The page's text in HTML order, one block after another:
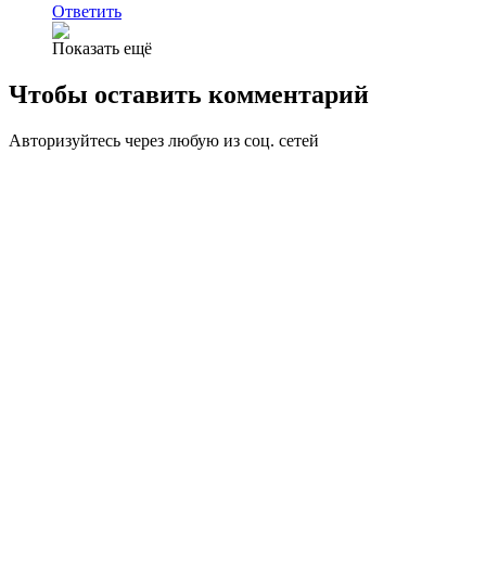
Ответить
Показать ещё
Чтобы оставить комментарий
Авторизуйтесь через любую из соц. сетей